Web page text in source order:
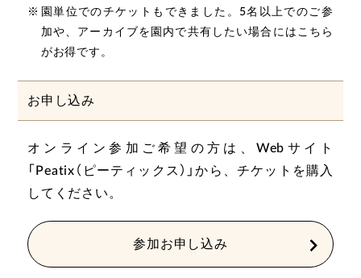
園単位でのチケットもできました。5名以上でのご参
加や、アーカイブを園内で共有したい場合にはこちら
がお得です。
お申し込み
オンライン参加ご希望の方は、Webサイト
「Peatix（ピーティックス）」から、チケットを購入
してください。
参加お申し込み